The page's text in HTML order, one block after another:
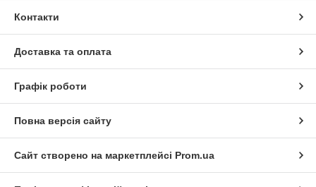
Контакти
Доставка та оплата
Графік роботи
Повна версія сайту
Сайт створено на маркетплейсі Prom.ua